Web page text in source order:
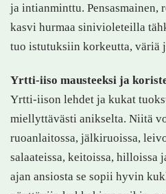
ja intianminttu. Pensasmainen,
kasvi hurmaa sinivioleteilla
tuo istutuksiin korkeutta, väriä
Yrtti-iiso mausteeksi ja
Yrtti-iison lehdet ja kukat
miellyttävästi anikselta. Niitä
ruoanlaitossa, jälkiruoissa,
salaateissa, keitoissa, hilloissa
ajan ansiosta se sopii hyvin